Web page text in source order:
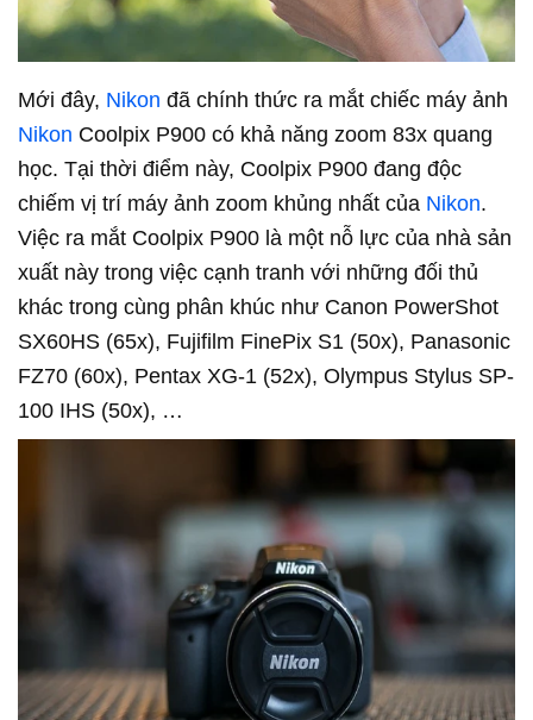
Mới đây, Nikon đã chính thức ra mắt chiếc máy ảnh
Nikon Coolpix P900 có khả năng zoom 83x quang
học. Tại thời điểm này, Coolpix P900 đang độc
chiếm vị trí máy ảnh zoom khủng nhất của Nikon.
Việc ra mắt Coolpix P900 là một nỗ lực của nhà sản
xuất này trong việc cạnh tranh với những đối thủ
khác trong cùng phân khúc như Canon PowerShot
SX60HS (65x), Fujifilm FinePix S1 (50x), Panasonic
FZ70 (60x), Pentax XG-1 (52x), Olympus Stylus SP-
100 IHS (50x), …